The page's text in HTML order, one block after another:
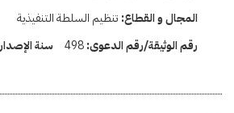
المجال و القطاع: تنظيم السلطة التنفيذية
رقم الوثيقة/رقم الدعوى:498 سنة